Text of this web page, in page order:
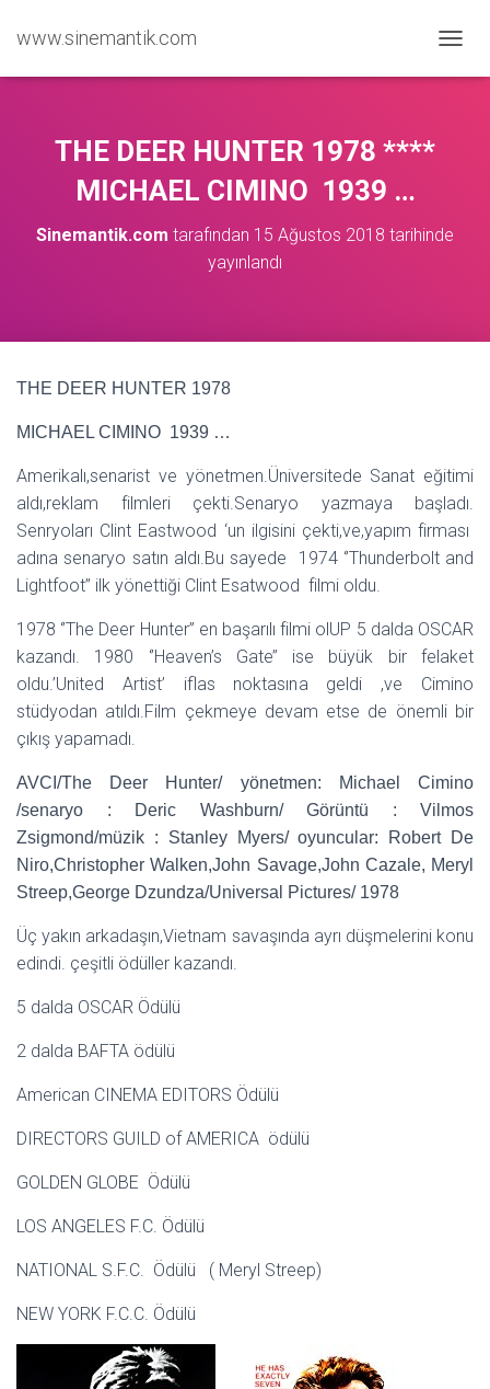
www.sinemantik.com
E
K
THE DEER HUNTER 1978 ****
MICHAEL CIMINO 1939 …
Sinemantik.com tarafından 15 Ağustos 2018 tarihinde
yayınlandı
THE DEER HUNTER 1978
MICHAEL CIMINO 1939 …
Amerikalı,senarist ve yönetmen.Üniversitede Sanat eğitimi
aldı,reklam filmleri çekti.Senaryo yazmaya başladı.
Senryoları Clint Eastwood ‘un ilgisini çekti,ve,yapım firması
adına senaryo satın aldı.Bu sayede 1974 ‘’Thunderbolt and
Lightfoot’’ ilk yönettiği Clint Esatwood filmi oldu.
1978 ‘’The Deer Hunter’’ en başarılı filmi olUP 5 dalda OSCAR
kazandı. 1980 ‘’Heaven’s Gate’’ ise büyük bir felaket
oldu.’United Artist’ iflas noktasına geldi ,ve Cimino
stüdyodan atıldı.Film çekmeye devam etse de önemli bir
çıkış yapamadı.
AVCI/The Deer Hunter/ yönetmen: Michael Cimino
/senaryo : Deric Washburn/ Görüntü : Vilmos
Zsigmond/müzik : Stanley Myers/ oyuncular: Robert De
Niro,Christopher Walken,John Savage,John Cazale, Meryl
Streep,George Dzundza/Universal Pictures/ 1978
Üç yakın arkadaşın,Vietnam savaşında ayrı düşmelerini konu
edindi. çeşitli ödüller kazandı.
5 dalda OSCAR Ödülü
2 dalda BAFTA ödülü
American CINEMA EDITORS Ödülü
DIRECTORS GUILD of AMERICA ödülü
GOLDEN GLOBE Ödülü
LOS ANGELES F.C. Ödülü
NATIONAL S.F.C. Ödülü ( Meryl Streep)
NEW YORK F.C.C. Ödülü